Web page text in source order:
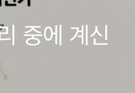
중에 계신